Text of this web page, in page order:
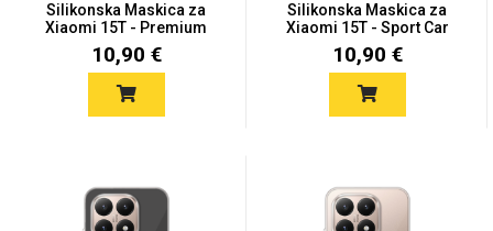
Silikonska Maskica za
Xiaomi 15T - Premium
Eye...
10,90 €
Silikonska Maskica za
Xiaomi 15T - Sport Car
10,90 €